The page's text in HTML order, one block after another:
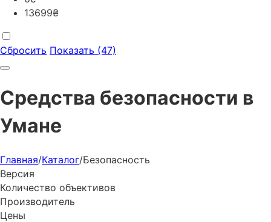
13699₴
Сбросить Показать (47)
Средства безопасности в
Умане
Главная/Каталог/Безопасность
Версия
Количество объективов
Производитель
Цены